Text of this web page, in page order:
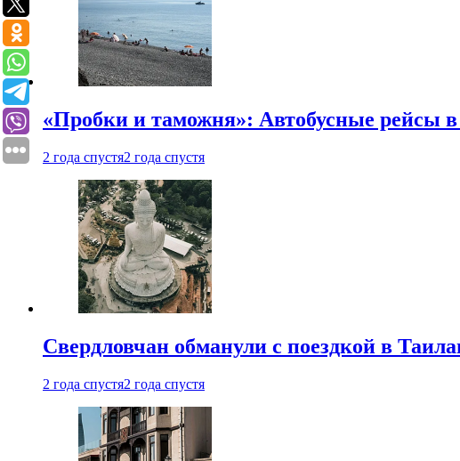
«Пробки и таможня»: Автобусные рейсы
2 года спустя2 года спустя
Свердловчан обманули с поездкой в
2 года спустя2 года спустя